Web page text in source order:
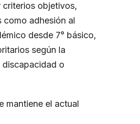
criterios objetivos,
como adhesión al
desde 7° básico,
según la
discapacidad o
mantiene el actual